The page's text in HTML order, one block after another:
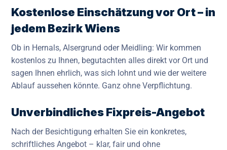
Kostenlose Einschätzung vor Ort – in
jedem Bezirk Wiens
Ob in Hernals, Alsergrund oder Meidling: Wir kommen
kostenlos zu Ihnen, begutachten alles direkt vor Ort und
sagen Ihnen ehrlich, was sich lohnt und wie der weitere
Ablauf aussehen könnte. Ganz ohne Verpflichtung.
Unverbindliches Fixpreis-Angebot
Nach der Besichtigung erhalten Sie ein konkretes,
schriftliches Angebot – klar, fair und ohne